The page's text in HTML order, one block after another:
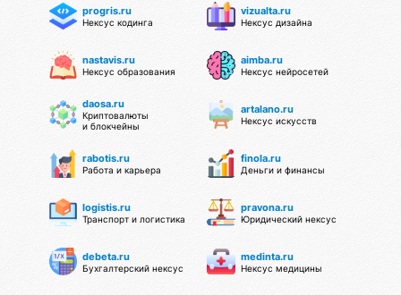
progris.ru
Нексус кодинга
vizualta.ru
Нексус дизайна
nastavis.ru
Нексус образования
aimba.ru
Нексус нейросетей
daosa.ru
Криптовалюты
и блокчейны
artalano.ru
Нексус искусств
rabotis.ru
Работа и карьера
finola.ru
Деньги и финансы
logistis.ru
Транспорт и логистика
pravona.ru
Юридический нексус
debeta.ru
Бухгалтерский нексус
medinta.ru
Нексус медицины